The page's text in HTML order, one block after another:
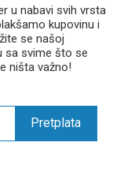
u nabavi svih vrsta
kupovinu i
se našoj
sa svime što se
ništa važno!
Pretplata